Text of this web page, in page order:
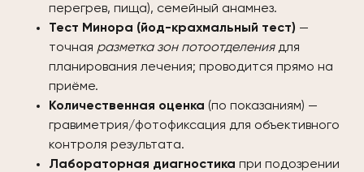
перегрев, пища), семейный анамнез.
Тест Минора (йод-крахмальный тест) —
точная разметка зон потоотделениядля
планирования лечения; проводится прямо на
приёме.
Количественная оценка (по показаниям) —
гравиметрия/фотофиксация для объективного
контроля результата.
Лабораторная диагностика при подозрении